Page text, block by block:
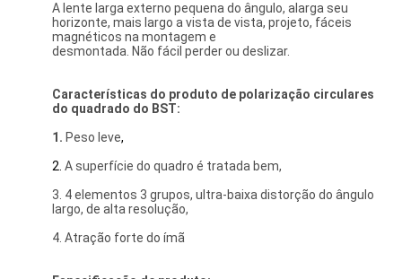
A lente larga externo pequena do ângulo, alarga seu
horizonte, mais largo a vista de vista, projeto, fáceis
magnéticos na montagem e
desmontada. Não fácil perder ou deslizar.
Características do produto de polarização circulares
do quadrado do BST:
1. Peso leve,
2. A superfície do quadro é tratada bem,
3. 4 elementos 3 grupos, ultra-baixa distorção do ângulo
largo, de alta resolução,
4. Atração forte do ímã